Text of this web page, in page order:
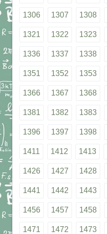
1306 1307 1308
1321 1322 1323
1336 1337 1338
1351 1352 1353
1366 1367 1368
1381 1382 1383
1396 1397 1398
1411 1412 1413
1426 1427 1428
1441 1442 1443
1456 1457 1458
1471 1472 1473